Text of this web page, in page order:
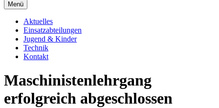
Menü
Aktuelles
Einsatzabteilungen
Jugend & Kinder
Technik
Kontakt
Maschinistenlehrgang
erfolgreich abgeschlossen